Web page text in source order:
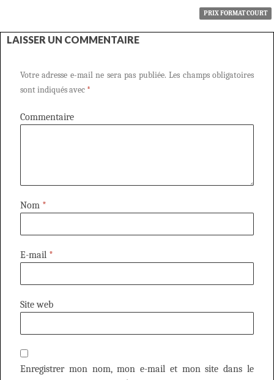
PRIX FORMAT COURT
LAISSER UN COMMENTAIRE
Votre adresse e-mail ne sera pas publiée. Les champs obligatoires
sont indiqués avec *
Commentaire
Nom *
E-mail *
Site web
Enregistrer mon nom, mon e-mail et mon site dans le